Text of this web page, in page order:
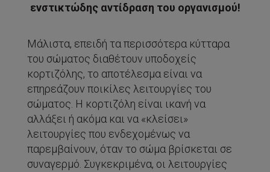
ενστικτώδης αντίδραση του οργανισμού!
Μάλιστα, επειδή τα περισσότερα κύτταρα
του σώματος διαθέτουν υποδοχείς
κορτιζόλης, το αποτέλεσμα είναι να
επηρεάζουν ποικίλες λειτουργίες του
σώματος. Η κορτιζόλη είναι ικανή να
αλλάξει ή ακόμα και να «κλείσει»
λειτουργίες που ενδεχομένως να
παρεμβαίνουν, όταν το σώμα βρίσκεται σε
συναγερμό. Συγκεκριμένα, οι λειτουργίες